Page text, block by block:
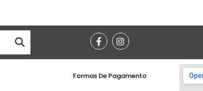
Formas De Pagamento